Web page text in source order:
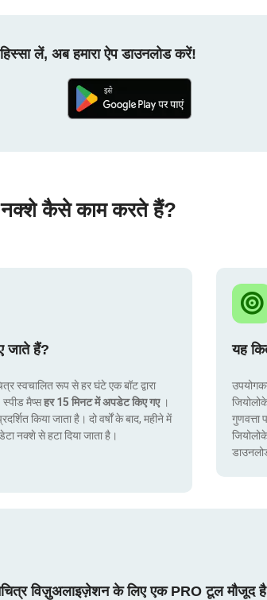
लें, अब हमारा ऐप डाउनलोड करें!
कैसे काम करते हैं?
जाते हैं?
स्वचालित रूप से हर घंटे एक बॉट द्वारा
मैप्सहर 15 मिनट में अपडेट किए गए ।
किया जाता है। दो वर्षों के बाद, महीने में
नक्शे से हटा दिया जाता है।
यह
गुणवत्ता
विज़ुअलाइज़ेशन के लिए एक PRO टूल मौजूद